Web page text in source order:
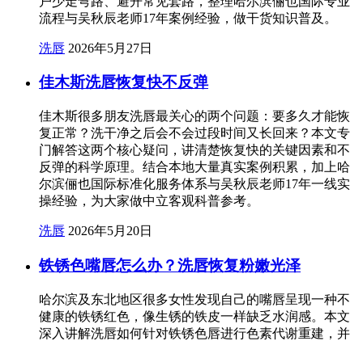
流程与吴秋辰老师17年案例经验，做干货知识普及。
洗唇 2026年5月27日
佳木斯洗唇恢复快不反弹
佳木斯很多朋友洗唇最关心的两个问题：要多久才能恢
复正常？洗干净之后会不会过段时间又长回来？本文专
门解答这两个核心疑问，讲清楚恢复快的关键因素和不
反弹的科学原理。结合本地大量真实案例积累，加上哈
尔滨俪也国际标准化服务体系与吴秋辰老师17年一线实
操经验，为大家做中立客观科普参考。
洗唇 2026年5月20日
铁锈色嘴唇怎么办？洗唇恢复粉嫩光泽
哈尔滨及东北地区很多女性发现自己的嘴唇呈现一种不
健康的铁锈红色，像生锈的铁皮一样缺乏水润感。本文
深入讲解洗唇如何针对铁锈色唇进行色素代谢重建，并